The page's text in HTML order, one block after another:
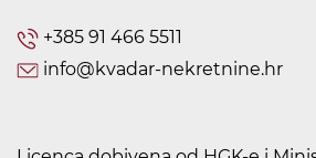
+385 91 466 5511
info@kvadar-nekretnine.hr